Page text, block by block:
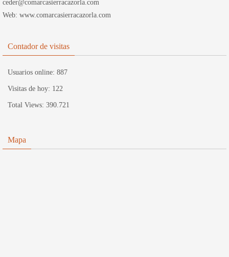
ceder@comarcasierracazorla.com
Web: www.comarcasierracazorla.com
Contador de visitas
Usuarios online: 887
Visitas de hoy: 122
Total Views: 390.721
Mapa